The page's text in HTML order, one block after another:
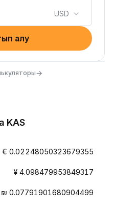
USD
алу
→
KAS
€ 0.02248050323679355
¥ 4.098479953849317
₪ 0.07791901680904499